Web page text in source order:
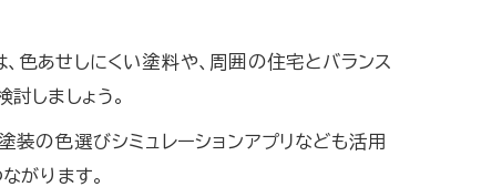
あせしにくい塗料や、周囲の住宅とバランス
しましょう。
の色選びシミュレーションアプリなども活用
がります。